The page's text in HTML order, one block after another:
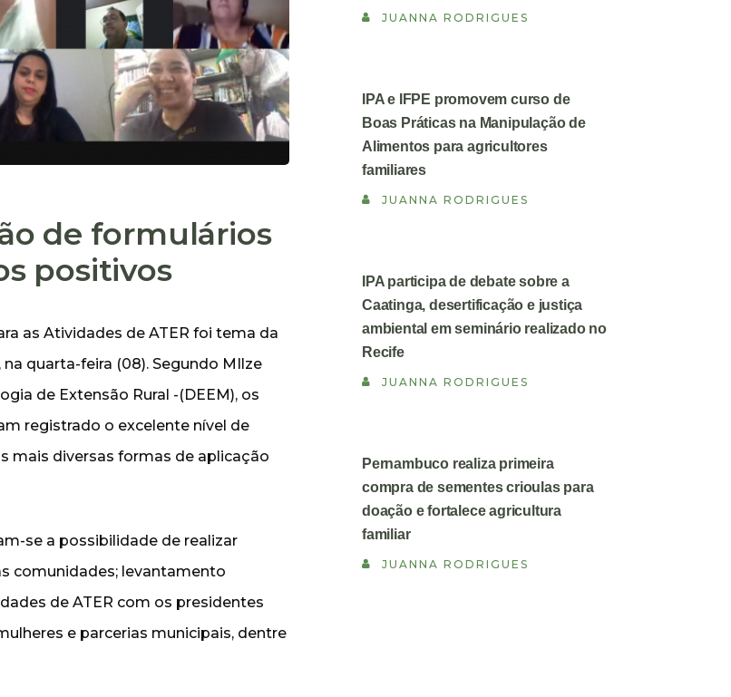
de formulários
positivos
as Atividades de ATER foi tema da
quarta-feira (08). Segundo MIlze
de Extensão Rural -(DEEM), os
registrado o excelente nível de
mais diversas formas de aplicação
se a possibilidade de realizar
comunidades; levantamento
de ATER com os presidentes
e parcerias municipais, dentre
JUANNA RODRIGUES
IPA e IFPE promovem curso de
Boas Práticas na Manipulação de
Alimentos para agricultores
familiares
JUANNA RODRIGUES
IPA participa de debate sobre a
Caatinga, desertificação e justiça
ambiental em seminário realizado no
Recife
JUANNA RODRIGUES
Pernambuco realiza primeira
compra de sementes crioulas para
doação e fortalece agricultura
familiar
JUANNA RODRIGUES